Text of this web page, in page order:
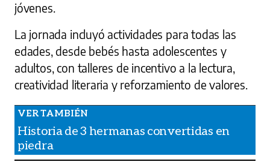
jóvenes.
La jornada incluyó actividades para todas las
edades, desde bebés hasta adolescentes y
adultos, con talleres de incentivo a la lectura,
creatividad literaria y reforzamiento de valores.
Historia de 3 hermanas convertidas en
piedra